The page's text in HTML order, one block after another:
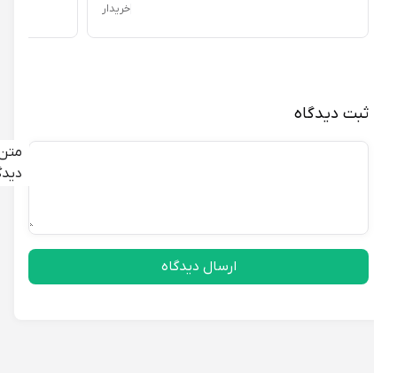
ثبت دیدگاه
متن
دیدگاه
ارسال دیدگاه
خریدار